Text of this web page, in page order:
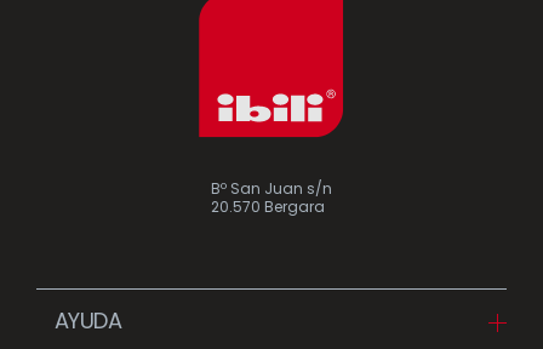
Bº San Juan s/n
20.570 Bergara
AYUDA